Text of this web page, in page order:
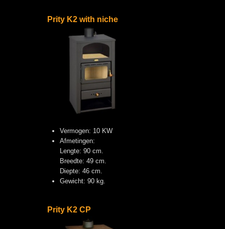
Prity K2 with niche
Vermogen: 10 KW
Afmetingen:
Lengte: 90 cm.
Breedte: 49 cm.
Diepte: 46 cm.
Gewicht: 90 kg.
Prity K2 CP